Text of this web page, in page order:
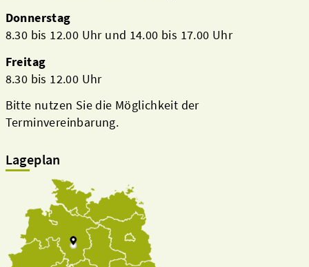
Donnerstag
8.30 bis 12.00 Uhr und 14.00 bis 17.00 Uhr
Freitag
8.30 bis 12.00 Uhr
Bitte nutzen Sie die Möglichkeit der
Terminvereinbarung.
Lageplan